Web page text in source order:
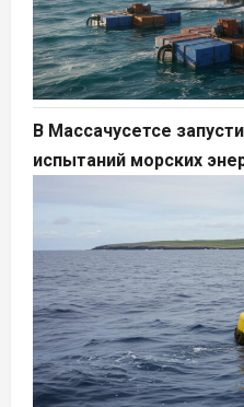
В Массачусетсе
испытаний морских